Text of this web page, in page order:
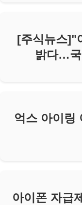
[주식뉴스]"
밝다…
억스 아이링
아이폰 자급